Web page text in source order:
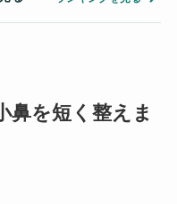
鼻を短く整えま